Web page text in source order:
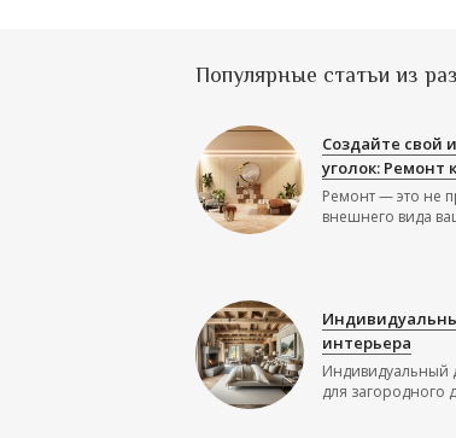
Популярные статьи из
Создайте свой
уголок: Ремонт
Ремонт — это не
внешнего вида
интерьера
Индивидуальный
для загородного